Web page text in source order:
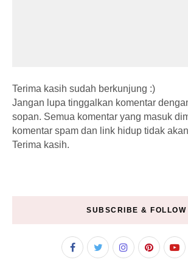
Terima kasih sudah berkunjung :)
Jangan lupa tinggalkan komentar
sopan. Semua komentar yang masuk
komentar spam dan link hidup tidak
Terima kasih.
SUBSCRIBE & FOLLOW